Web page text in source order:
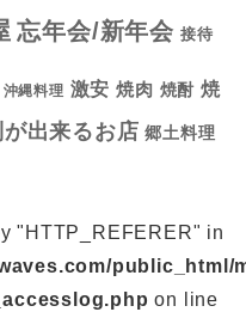
忘年会/新年会 接待
沖縄料理 激安 焼肉 焼酎 焼
出来るお店 郷土料理
"HTTP_REFERER" in
public_html/
on line